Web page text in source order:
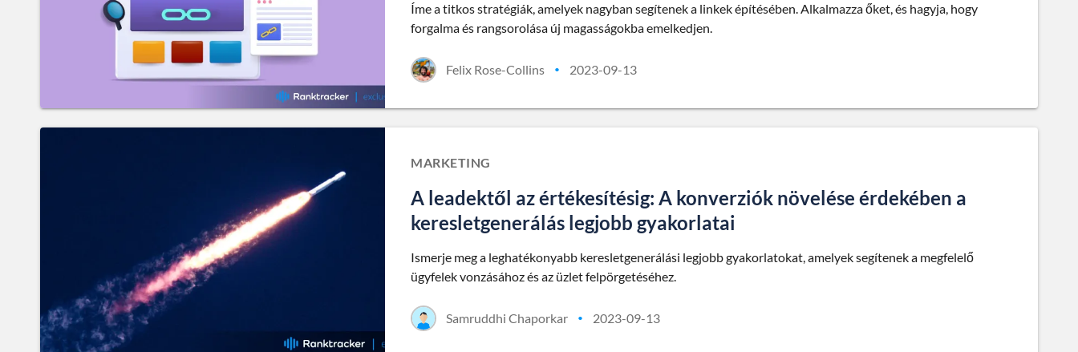
Íme a titkos stratégiák, amelyek nagyban segítenek a linkek építésében. Alkalmazza őket, és hagyja, hogy
forgalma és rangsorolása új magasságokba emelkedjen.
Felix Rose-Collins • 2023-09-13
MARKETING
A leadektől az értékesítésig: A konverziók növelése érdekében a
keresletgenerálás legjobb gyakorlatai
Ismerje meg a leghatékonyabb keresletgenerálási legjobb gyakorlatokat, amelyek segítenek a megfelelő
ügyfelek vonzásához és az üzlet felpörgetéséhez.
Samruddhi Chaporkar • 2023-09-13